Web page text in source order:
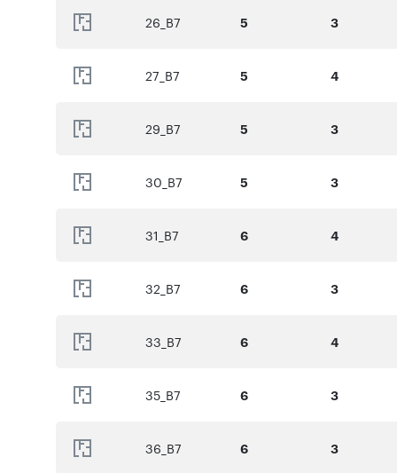
26_B7 5 3
27_B7 5 4
29_B7 5 3
30_B7 5 3
31_B7 6 4
32_B7 6 3
33_B7 6 4
35_B7 6 3
36_B7 6 3